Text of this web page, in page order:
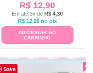
R$ 12,90
Em até 3x de R$ 4,30
R$12,26 no pix
ADICIONAR AO
CARRINHO
Save